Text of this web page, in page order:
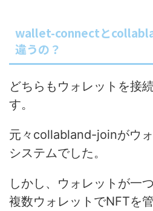
wallet-connectと
違うの？
どちらもウォレットを接
す。
元々collabland-joinがウ
システムでした。
しかし、ウォレットが一
複数ウォレットでNFTを